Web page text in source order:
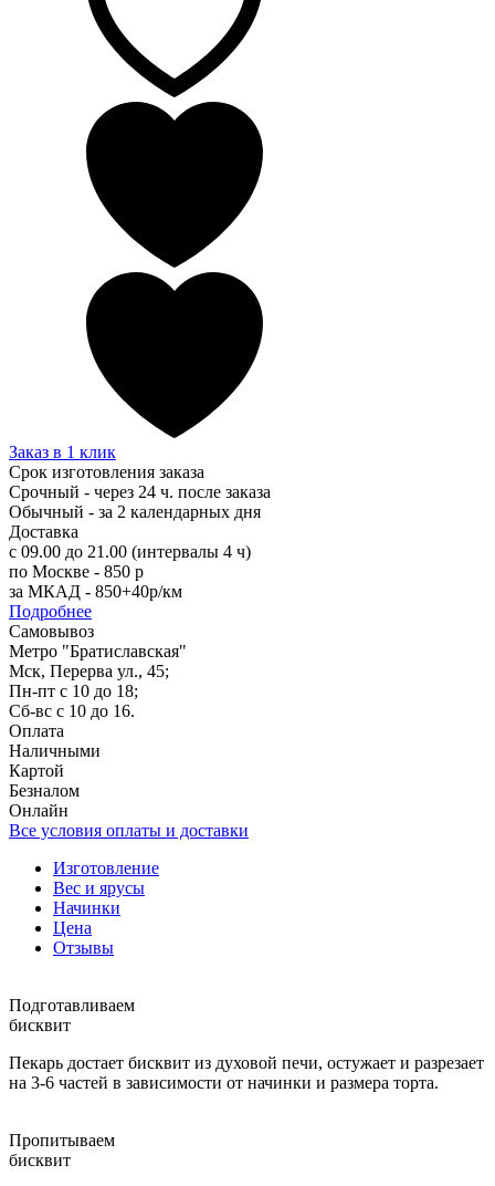
Заказ в 1 клик
Срок изготовления заказа
Срочный - через 24 ч. после заказа
Обычный - за 2 календарных дня
Доставка
с 09.00 до 21.00 (интервалы 4 ч)
по Москве - 850 р
за МКАД - 850+40р/км
Подробнее
Самовывоз
Метро "Братиславская"
Мск, Перерва ул., 45;
Пн-пт с 10 до 18;
Сб-вс с 10 до 16.
Оплата
Наличными
Картой
Безналом
Онлайн
Все условия оплаты и доставки
Изготовление
Вес и ярусы
Начинки
Цена
Отзывы
Подготавливаем
бисквит
Пекарь достает бисквит из духовой печи, остужает и разрезает
на 3-6 частей в зависимости от начинки и размера торта.
Пропитываем
бисквит